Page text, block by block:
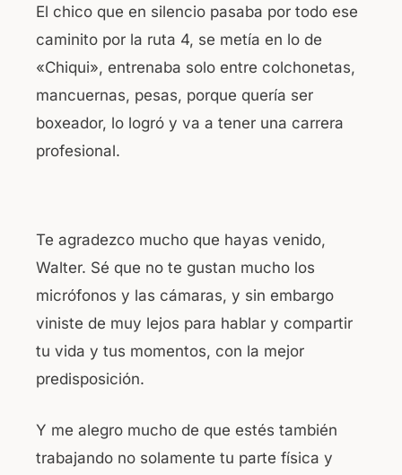
El chico que en silencio pasaba por todo ese
caminito por la ruta 4, se metía en lo de
«Chiqui», entrenaba solo entre colchonetas,
mancuernas, pesas, porque quería ser
boxeador, lo logró y va a tener una carrera
profesional.
Te agradezco mucho que hayas venido,
Walter. Sé que no te gustan mucho los
micrófonos y las cámaras, y sin embargo
viniste de muy lejos para hablar y compartir
tu vida y tus momentos, con la mejor
predisposición.
Y me alegro mucho de que estés también
trabajando no solamente tu parte física y